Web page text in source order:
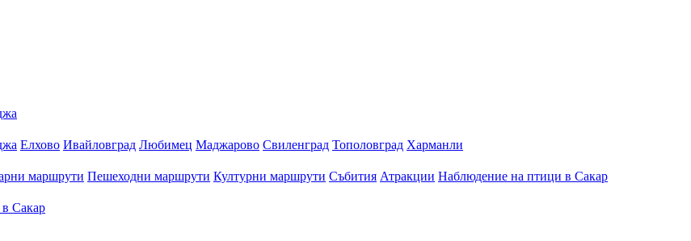
Елхово Ивайловград Любимец Маджарово Свиленград Тополовград Харманли
маршрути Пешеходни маршрути Културни маршрути Събития Атракции Наблюдение на птици в Сакар
Сакар